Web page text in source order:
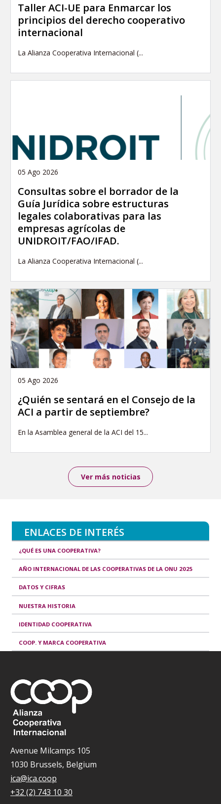
Taller ACI-UE para Enmarcar los
principios del derecho cooperativo
internacional
La Alianza Cooperativa Internacional (...
05 Ago 2026
Consultas sobre el borrador de la
Guía Jurídica sobre estructuras
legales colaborativas para las
empresas agrícolas de
UNIDROIT/FAO/IFAD.
La Alianza Cooperativa Internacional (...
05 Ago 2026
¿Quién se sentará en el Consejo de la
ACI a partir de septiembre?
En la Asamblea general de la ACI del 15...
Ver más noticias
ENLACES DE INTERÉS
¿QUÉ ES UNA COOPERATIVA?
AÑO INTERNACIONAL DE LAS COOPERATIVAS DE LA ONU 2025
DATOS Y CIFRAS
NUESTRA HISTORIA
IDENTIDAD COOPERATIVA
COOP. Y MARCA COOPERATIVA
Avenue Milcamps 105
1030 Brussels, Belgium
ica@ica.coop
+32 (2) 743 10 30